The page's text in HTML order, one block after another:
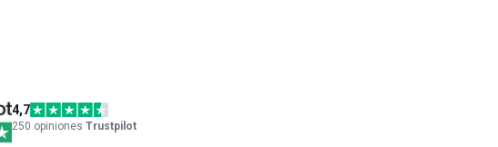
4,7
250 opiniones Trustpilot